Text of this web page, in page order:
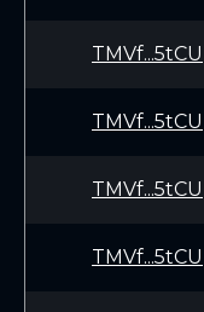
TMVf...5tCU
TMVf...5tCU
TMVf...5tCU
TMVf...5tCU